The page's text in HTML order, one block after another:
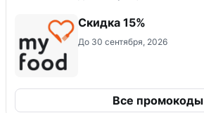
Скидка 15%
До 30 сентября, 2026
Все промокоды